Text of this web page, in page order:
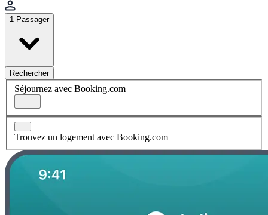
1 Passager
Rechercher
Séjournez avec Booking.com
Trouvez un logement avec Booking.com